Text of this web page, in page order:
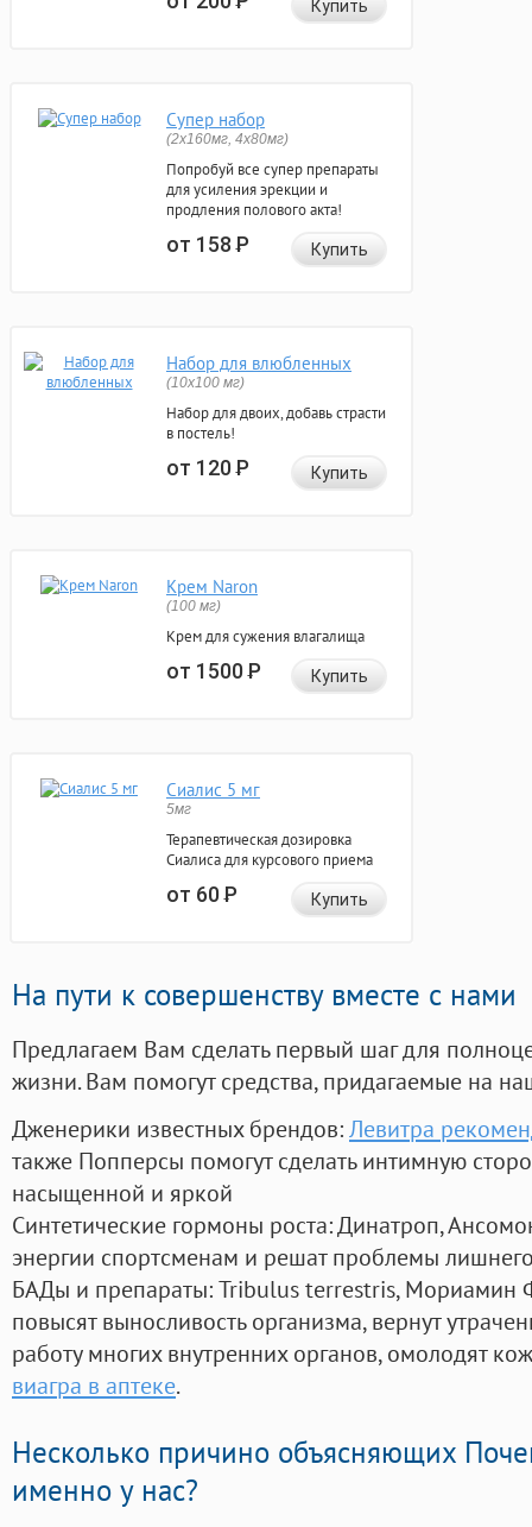
Купить
Супер набор
(2х160мг, 4х80мг)
Попробуй все супер препараты
для усиления эрекции и
продления полового акта!
от 158Р Купить
Набор для влюбленных
(10х100 мг)
Набор для двоих, добавь страсти
в постель!
от 120Р Купить
Крем Naron
(100 мг)
Крем для сужения влагалища
от 1500Р Купить
Сиалис 5 мг
5мг
Терапевтическая дозировка
Сиалиса для курсового приема
от 60Р Купить
На пути к совершенству вместе с нами
Предлагаем Вам сделать первый шаг для
жизни. Вам помогут средства, придагаемые на
Дженерики известных брендов:Левитра
также Попперсы помогут сделать интимную
насыщенной и яркой
Синтетические гормоны роста: Динатроп,
энергии спортсменам и решат проблемы
БАДы и препараты:Tribulus terrestris, Мориамин
повысят выносливость организма, вернут
работу многих внутренних органов, омолодят
виагра в аптеке.
Несколько причино объясняющих
именно у нас?